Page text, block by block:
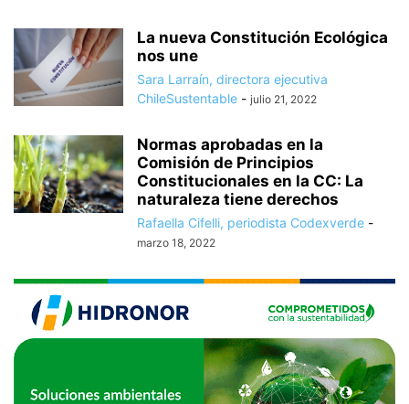
La nueva Constitución Ecológica
nos une
Sara Larraín, directora ejecutiva
ChileSustentable - julio 21, 2022
Normas aprobadas en la
Comisión de Principios
Constitucionales en la CC: La
naturaleza tiene derechos
Rafaella Cifelli, periodista Codexverde -
marzo 18, 2022